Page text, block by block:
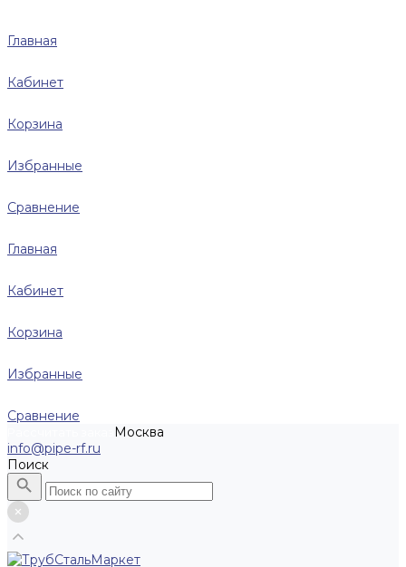
Главная
Кабинет
Корзина
Избранные
Сравнение
Главная
Кабинет
Корзина
Избранные
Сравнение
Москва
info@pipe-rf.ru
Поиск